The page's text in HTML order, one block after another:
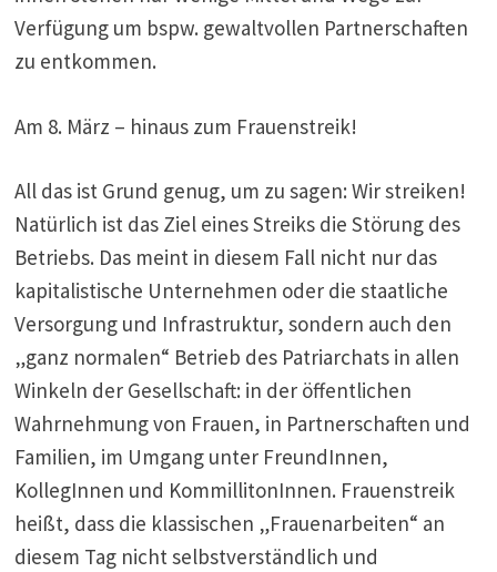
Verfügung um bspw. gewaltvollen Partnerschaften
zu entkommen.
Am 8. März – hinaus zum Frauenstreik!
All das ist Grund genug, um zu sagen: Wir streiken!
Natürlich ist das Ziel eines Streiks die Störung des
Betriebs. Das meint in diesem Fall nicht nur das
kapitalistische Unternehmen oder die staatliche
Versorgung und Infrastruktur, sondern auch den
„ganz normalen“ Betrieb des Patriarchats in allen
Winkeln der Gesellschaft: in der öffentlichen
Wahrnehmung von Frauen, in Partnerschaften und
Familien, im Umgang unter FreundInnen,
KollegInnen und KommillitonInnen. Frauenstreik
heißt, dass die klassischen „Frauenarbeiten“ an
diesem Tag nicht selbstverständlich und